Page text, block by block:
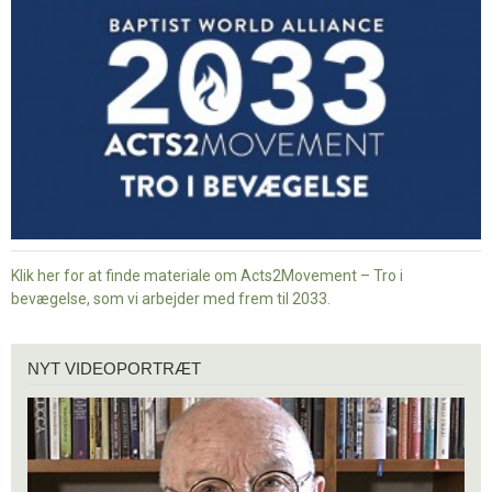
Klik her for at finde materiale om Acts2Movement – Tro i
bevægelse, som vi arbejder med frem til 2033.
videoportræt
NYT VIDEOPORTRÆT